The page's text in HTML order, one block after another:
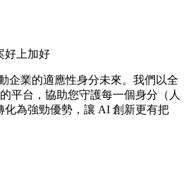
好上加好
企業的適應性身分未來。我們以全
平台，協助您守護每一個身分（人
化為強勁優勢，讓 AI 創新更有把